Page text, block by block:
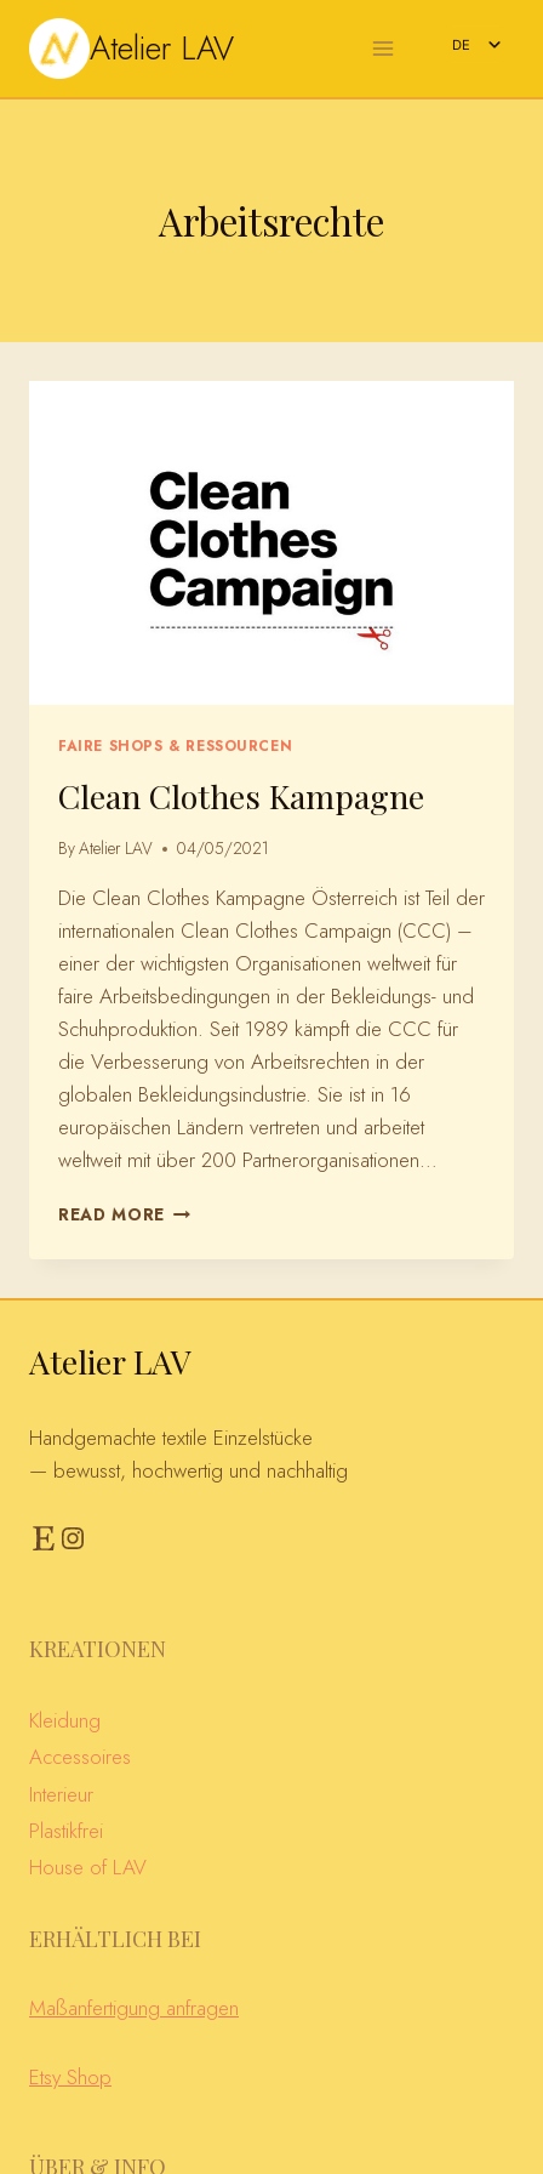
Inhalt
springen
Atelier LAV
DE
Arbeitsrechte
FAIRE SHOPS & RESSOURCEN
Clean Clothes Kampagne
ByAtelier LAV 04/05/2021
Die Clean Clothes Kampagne Österreich ist Teil der
internationalen Clean Clothes Campaign (CCC) –
einer der wichtigsten Organisationen weltweit für
faire Arbeitsbedingungen in der Bekleidungs- und
Schuhproduktion. Seit 1989 kämpft die CCC für
die Verbesserung von Arbeitsrechten in der
globalen Bekleidungsindustrie. Sie ist in 16
europäischen Ländern vertreten und arbeitet
weltweit mit über 200 Partnerorganisationen…
READ MORE CLEAN
Atelier LAV
Handgemachte textile Einzelstücke
— bewusst, hochwertig und nachhaltig
EtsyInstagram
KREATIONEN
Kleidung
Accessoires
Interieur
Plastikfrei
House of LAV
ERHÄLTLICH BEI
Maßanfertigung anfragen
Etsy Shop
ÜBER & INFO